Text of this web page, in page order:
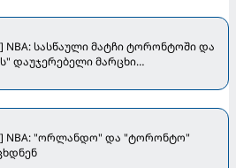
NBA: სასწაული მატჩი ტორონტოში და
დაუჯერებელი მარცხი
NBA: "ორლანდო" და "ტორონტო"